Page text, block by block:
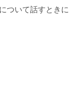
ついて話すときに